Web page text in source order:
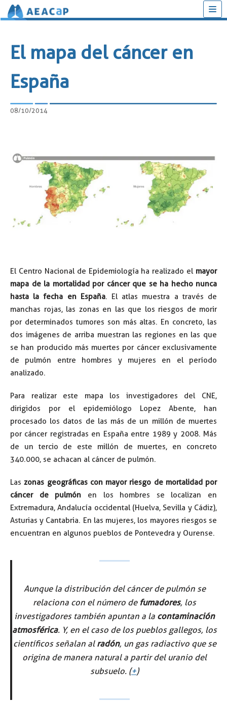
contenido
El mapa del cáncer en
España
08/10/2014
El Centro Nacional de Epidemiología ha realizado el mayor
mapa de la mortalidad por cáncer que se ha hecho nunca
hasta la fecha en España. El atlas muestra a través de
manchas rojas, las zonas en las que los riesgos de morir
por determinados tumores son más altas. En concreto, las
dos imágenes de arriba muestran las regiones en las que
se han producido más muertes por cáncer exclusivamente
de pulmón entre hombres y mujeres en el período
analizado.
Para realizar este mapa los investigadores del CNE,
dirigidos por el epidemiólogo Lopez Abente, han
procesado los datos de las más de un millón de muertes
por cáncer registradas en España entre 1989 y 2008. Más
de un tercio de este millón de muertes, en concreto
340.000, se achacan al cáncer de pulmón.
Laszonas geográficas con mayor riesgo de mortalidad por
cáncer de pulmón en los hombres se localizan en
Extremadura, Andalucía occidental (Huelva, Sevilla y Cádiz),
Asturias y Cantabria. En las mujeres, los mayores riesgos se
encuentran en algunos pueblos de Pontevedra y Ourense.
Aunque la distribución del cáncer de pulmón se
relaciona con el número defumadores, los
investigadores también apuntan a la contaminación
atmosférica. Y, en el caso de los pueblos gallegos, los
científicos señalan al radón, un gas radiactivo que se
origina de manera natural a partir del uranio del
subsuelo. (+)